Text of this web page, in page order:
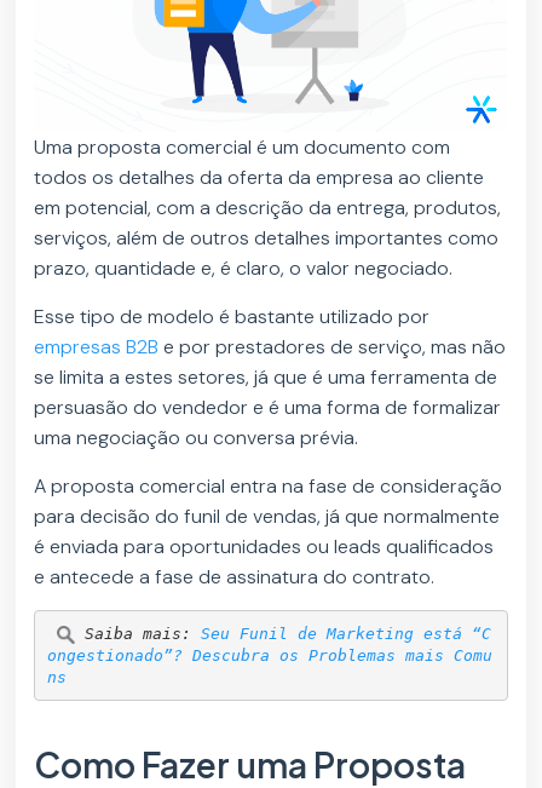
Uma proposta comercial é um documento com
todos os detalhes da oferta da empresa ao cliente
em potencial, com a descrição da entrega, produtos,
serviços, além de outros detalhes importantes como
prazo, quantidade e, é claro, o valor negociado.
Esse tipo de modelo é bastante utilizado por
empresas B2B e por prestadores de serviço, mas não
se limita a estes setores, já que é uma ferramenta de
persuasão do vendedor e é uma forma de formalizar
uma negociação ou conversa prévia.
A proposta comercial entra na fase de consideração
para decisão do funil de vendas, já que normalmente
é enviada para oportunidades ou leads qualificados
e antecede a fase de assinatura do contrato.
Saiba mais: Seu Funil de Marketing está “C
ongestionado”? Descubra os Problemas mais Comu
ns
Como Fazer uma Proposta